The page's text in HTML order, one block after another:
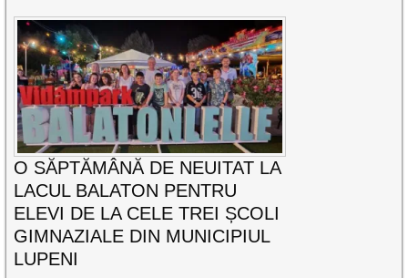
O SĂPTĂMÂNĂ DE NEUITAT LA
LACUL BALATON PENTRU
ELEVI DE LA CELE TREI ȘCOLI
GIMNAZIALE DIN MUNICIPIUL
LUPENI